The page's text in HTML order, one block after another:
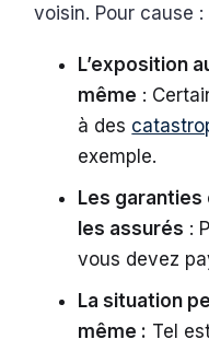
voisin. Pour cause :
L’exposition
même :
à des
exemple.
Les
les assurés :
vous devez
La situation
même : Tel